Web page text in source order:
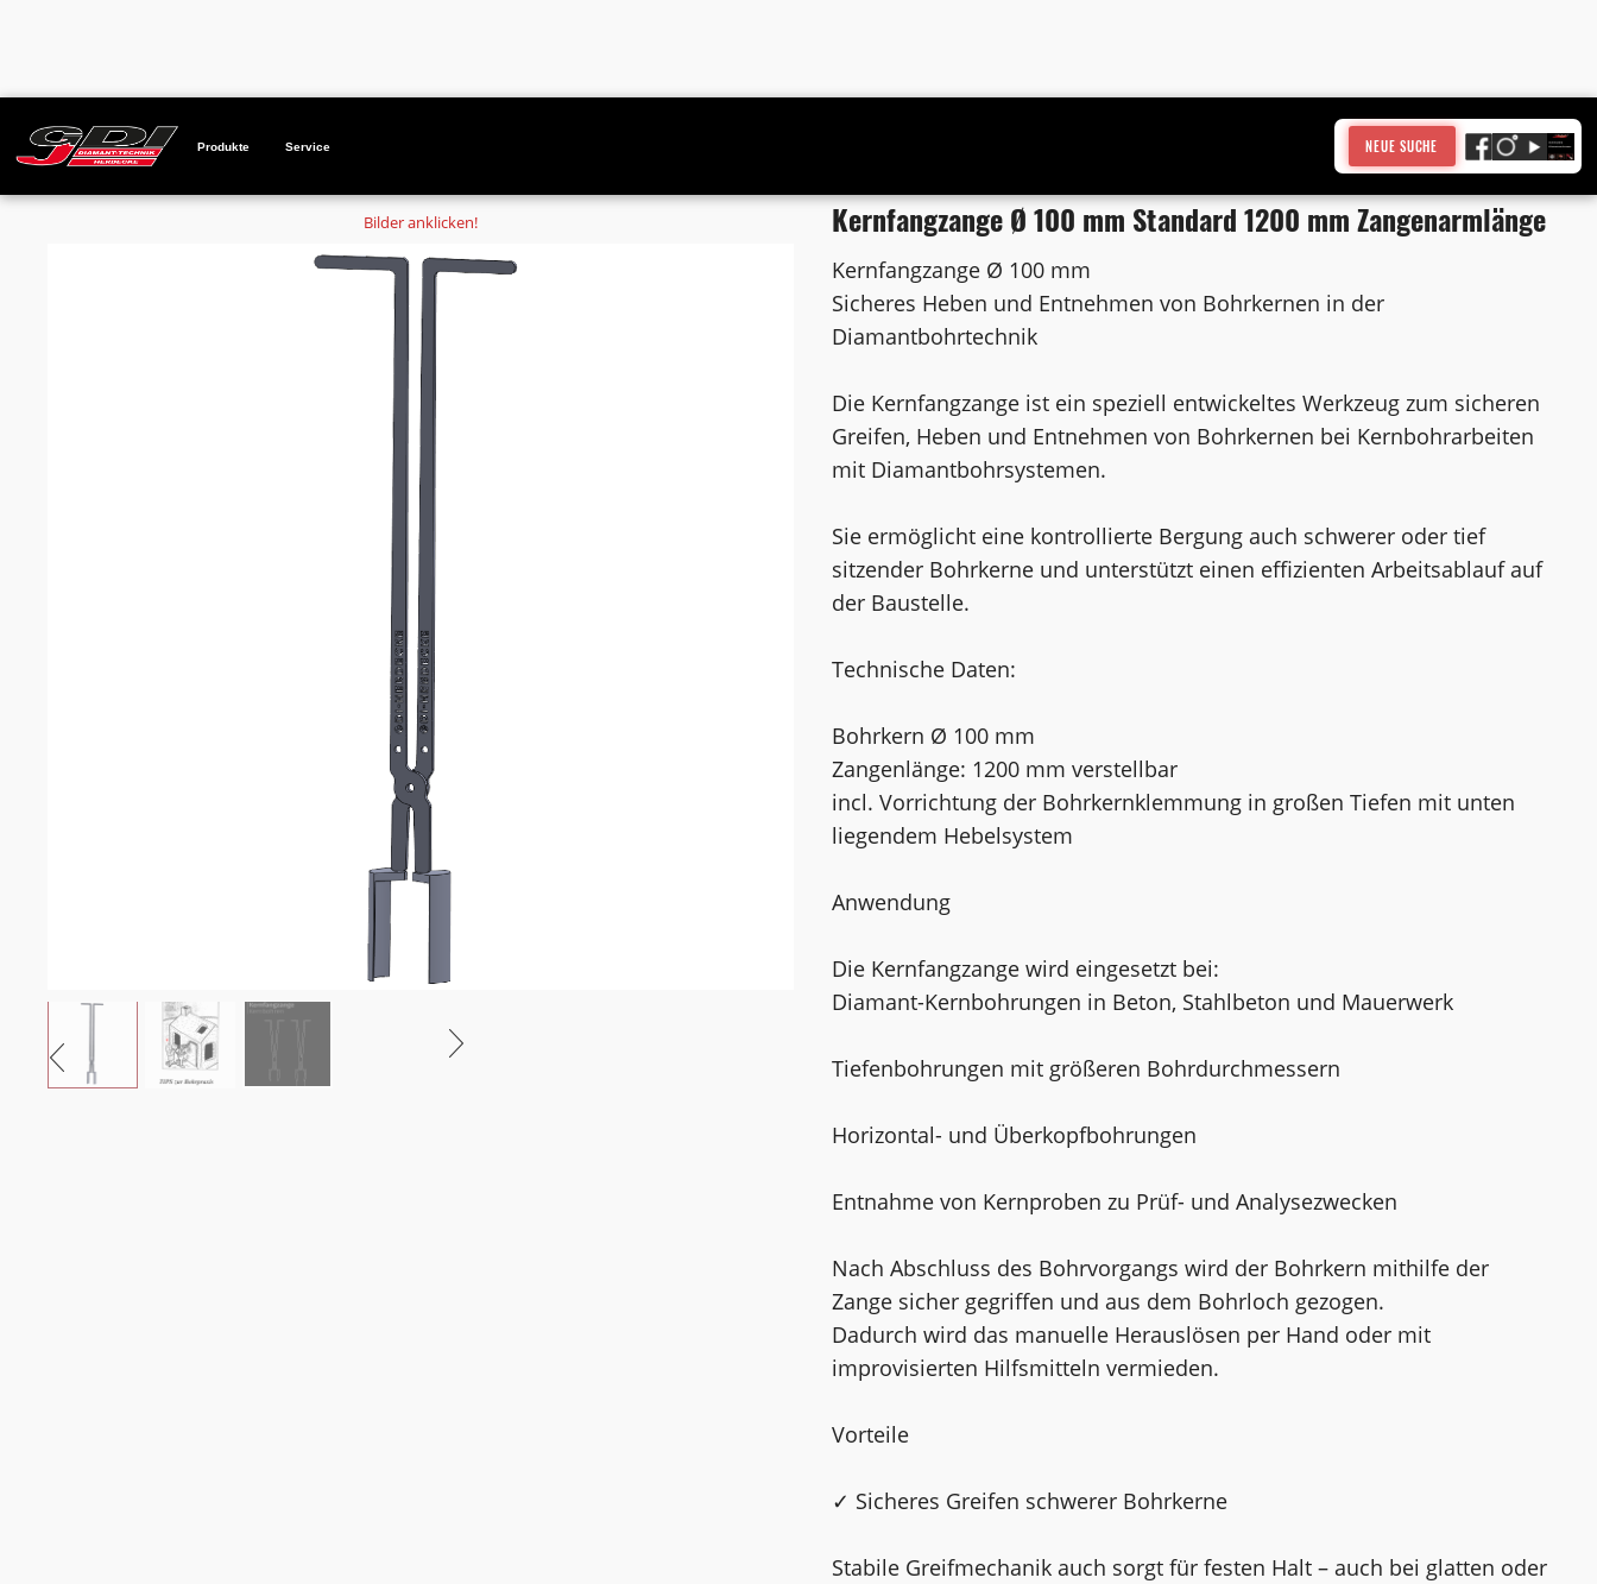
Produkte Service NEUE SUCHE
Startseite Produkte Kernfangzange Ø 100 mm Standard 1200 mm Zangenarmlänge
Bilder anklicken! Kernfangzange Ø 100 mm Standard 1200 mm Zangenarmlänge
Kernfangzange Ø 100 mm
Sicheres Heben und Entnehmen von Bohrkernen in der
Diamantbohrtechnik
Die Kernfangzange ist ein speziell entwickeltes Werkzeug zum sicheren
Greifen, Heben und Entnehmen von Bohrkernen bei Kernbohrarbeiten
mit Diamantbohrsystemen.
Sie ermöglicht eine kontrollierte Bergung auch schwerer oder tief
sitzender Bohrkerne und unterstützt einen effizienten Arbeitsablauf auf
der Baustelle.
Technische Daten:
Bohrkern Ø 100 mm
Zangenlänge: 1200 mm verstellbar
incl. Vorrichtung der Bohrkernklemmung in großen Tiefen mit unten
liegendem Hebelsystem
Anwendung
Die Kernfangzange wird eingesetzt bei:
Diamant-Kernbohrungen in Beton, Stahlbeton und Mauerwerk
Tiefenbohrungen mit größeren Bohrdurchmessern
Horizontal- und Überkopfbohrungen
Entnahme von Kernproben zu Prüf- und Analysezwecken
Nach Abschluss des Bohrvorgangs wird der Bohrkern mithilfe der
Zange sicher gegriffen und aus dem Bohrloch gezogen.
Dadurch wird das manuelle Herauslösen per Hand oder mit
improvisierten Hilfsmitteln vermieden.
Vorteile
✓ Sicheres Greifen schwerer Bohrkerne
Stabile Greifmechanik auch sorgt für festen Halt – auch bei glatten oder